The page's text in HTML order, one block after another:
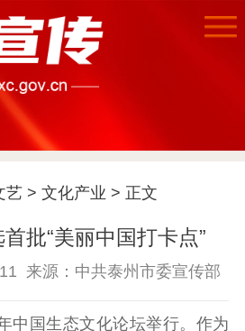
首页
江苏要闻
息公开制度
信息公开指南
度报
艺> 文化产业 > 正文
批“美丽中国打卡点”
来源：中共泰州市委宣传部
国生态文化论坛举行。作为